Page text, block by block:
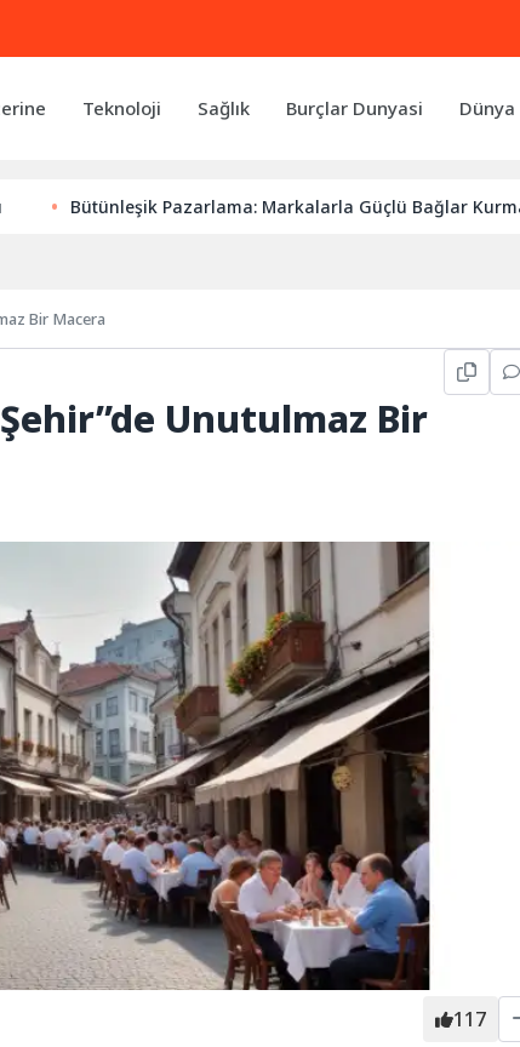
Teknoloji Sağlık Burçlar Dunyasi
Bütünleşik Pazarlama: Markalarla Güçlü Bağlar Kurmanın
Bir Macera
Unutulmaz Bir
117